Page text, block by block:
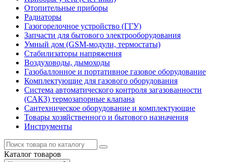
Отопительные приборы
Радиаторы
Газогорелочное устройство (ГГУ)
Запчасти для бытового электрооборудования
Умный дом (GSM-модули, термостаты)
Cтабилизаторы напряжения
Воздуховоды, дымоходы
Газобаллонное и портативное газовое оборудование
Комплектующие для газового оборудования
Система автоматического контроля загазованности
(САКЗ) термозапорные клапана
Сантехническое оборудование и комплектующие
Товары хозяйственного и бытового назначения
Инструменты
Каталог товаров